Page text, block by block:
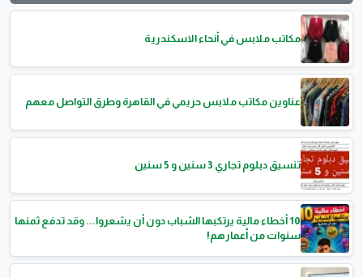
مكاتب ملابس في أنحاء الاسكندرية
عناوين مكاتب ملابس حريمي في القاهرة وطرق التواصل معهم
تنسيق دبلوم تجاري 3 سنين و 5 سنين
10 أخطاء مالية يرتكبها الشباب دون أن يشعروا... وقد تدفع ثمنها
سنوات من أعمارهم!